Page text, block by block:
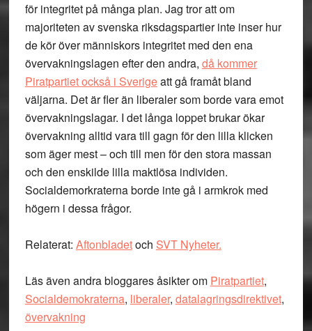
för integritet på många plan. Jag tror att om
majoriteten av svenska riksdagspartier inte inser hur
de kör över människors integritet med den ena
övervakningslagen efter den andra, då kommer
Piratpartiet också i Sverigeatt gå framåt bland
väljarna. Det är fler än liberaler som borde vara emot
övervakningslagar. I det långa loppet brukar ökar
övervakning alltid vara till gagn för den lilla klicken
som äger mest – och till men för den stora massan
och den enskilde lilla maktlösa individen.
Socialdemorkraterna borde inte gå i armkrok med
högern i dessa frågor.
Relaterat: Aftonbladetoch SVT Nyheter.
Läs även andra bloggares åsikter om Piratpartiet,
Socialdemokraterna, liberaler, datalagringsdirektivet,
övervakning